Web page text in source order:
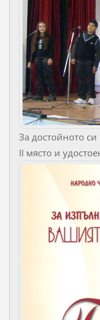
За достойното си
II място и